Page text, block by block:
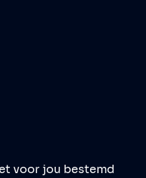
voor jou bestemd